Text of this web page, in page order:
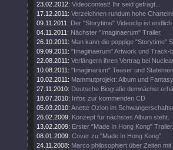
23.02.2012: Videocontest! Ihr seid gefragt...
17.12.2011: Verzeichnen rundum hohe
09.11.2011: Der "Storytime" Videoclip ist endlich
04.11.2011: Nächster "Imaginaerum" Trailer.
26.10.2011: Man kann die poppige "Storytime"
09.09.2011: "Imaginaerum" Artwork und Track-
22.08.2011: Verlängern ihren Vertrag bei
10.08.2011: "Imaginarium" Teaser und
10.02.2011: Mammutprojekt: Album und
27.11.2010: Deutsche Biografie demnächst
18.07.2010: Infos zur kommenden CD
05.03.2010: Anette Ozlon im
26.02.2009: Konzept für nächstes Album steht.
13.02.2009: Erster "Made In Hong Kong" Trailer.
08.01.2009: Cover zu "Made In Hong Kong".
24.11.2008: Marco philosophiert über Zeiten mit